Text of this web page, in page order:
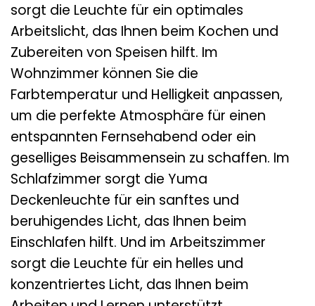
sorgt die Leuchte für ein optimales
Arbeitslicht, das Ihnen beim Kochen und
Zubereiten von Speisen hilft. Im
Wohnzimmer können Sie die
Farbtemperatur und Helligkeit anpassen,
um die perfekte Atmosphäre für einen
entspannten Fernsehabend oder ein
geselliges Beisammensein zu schaffen. Im
Schlafzimmer sorgt die Yuma
Deckenleuchte für ein sanftes und
beruhigendes Licht, das Ihnen beim
Einschlafen hilft. Und im Arbeitszimmer
sorgt die Leuchte für ein helles und
konzentriertes Licht, das Ihnen beim